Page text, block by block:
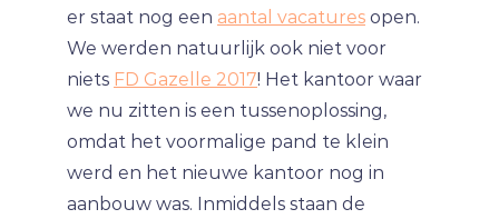
er staat nog een aantal vacatures open.
We werden natuurlijk ook niet voor
niets FD Gazelle 2017! Het kantoor waar
we nu zitten is een tussenoplossing,
omdat het voormalige pand te klein
werd en het nieuwe kantoor nog in
aanbouw was. Inmiddels staan de